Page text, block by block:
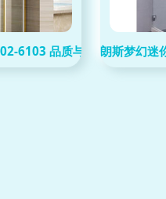
6103 品质与设计的匠心融合
朗斯梦幻迷